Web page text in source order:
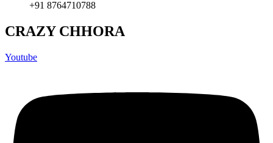
+91 8764710788
CRAZY CHHORA
Youtube